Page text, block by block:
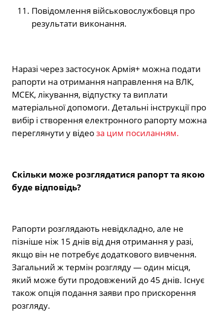
Повідомлення військовослужбовця про
результати виконання.
Наразі через застосунок Армія+ можна подати
рапорти на отримання направлення на ВЛК,
МСЕК, лікування, відпустку та виплати
матеріальної допомоги. Детальні інструкції про
вибір і створення електронного рапорту можна
переглянути у відеоза цим посиланням.
Скільки може розглядатися рапорт та якою
буде відповідь?
Рапорти розглядають невідкладно, але не
пізніше ніж 15 днів від дня отримання у разі,
якщо він не потребує додаткового вивчення.
Загальний ж термін розгляду — один місця,
який може бути продовжений до 45 днів. Існує
також опція подання заяви про прискорення
розгляду.